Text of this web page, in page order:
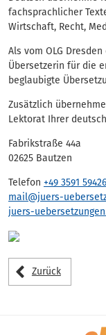
fachsprachlicher
Wirtschaft, Recht,
Als vom OLG
Über­set­ze­rin für die
beglaubigte
Zusätzlich
Lektorat Ihrer
Fabrikstraße 44a
02625 Bautzen
Telefon +49 3591
mail@juers-
juers-
Zurück